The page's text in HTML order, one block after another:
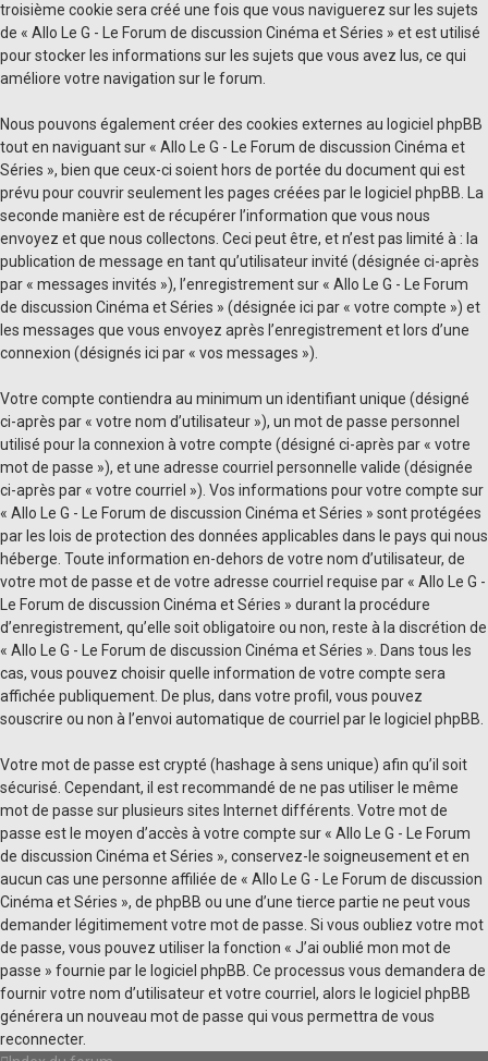
troisième cookie sera créé une fois que vous naviguerez sur les sujets
de « Allo Le G - Le Forum de discussion Cinéma et Séries » et est utilisé
pour stocker les informations sur les sujets que vous avez lus, ce qui
améliore votre navigation sur le forum.
Nous pouvons également créer des cookies externes au logiciel phpBB
tout en naviguant sur « Allo Le G - Le Forum de discussion Cinéma et
Séries », bien que ceux-ci soient hors de portée du document qui est
prévu pour couvrir seulement les pages créées par le logiciel phpBB. La
seconde manière est de récupérer l’information que vous nous
envoyez et que nous collectons. Ceci peut être, et n’est pas limité à : la
publication de message en tant qu’utilisateur invité (désignée ci-après
par « messages invités »), l’enregistrement sur « Allo Le G - Le Forum
de discussion Cinéma et Séries » (désignée ici par « votre compte ») et
les messages que vous envoyez après l’enregistrement et lors d’une
connexion (désignés ici par « vos messages »).
Votre compte contiendra au minimum un identifiant unique (désigné
ci-après par « votre nom d’utilisateur »), un mot de passe personnel
utilisé pour la connexion à votre compte (désigné ci-après par « votre
mot de passe »), et une adresse courriel personnelle valide (désignée
ci-après par « votre courriel »). Vos informations pour votre compte sur
« Allo Le G - Le Forum de discussion Cinéma et Séries » sont protégées
par les lois de protection des données applicables dans le pays qui nous
héberge. Toute information en-dehors de votre nom d’utilisateur, de
votre mot de passe et de votre adresse courriel requise par « Allo Le G -
Le Forum de discussion Cinéma et Séries » durant la procédure
d’enregistrement, qu’elle soit obligatoire ou non, reste à la discrétion de
« Allo Le G - Le Forum de discussion Cinéma et Séries ». Dans tous les
cas, vous pouvez choisir quelle information de votre compte sera
affichée publiquement. De plus, dans votre profil, vous pouvez
souscrire ou non à l’envoi automatique de courriel par le logiciel phpBB.
Votre mot de passe est crypté (hashage à sens unique) afin qu’il soit
sécurisé. Cependant, il est recommandé de ne pas utiliser le même
mot de passe sur plusieurs sites Internet différents. Votre mot de
passe est le moyen d’accès à votre compte sur « Allo Le G - Le Forum
de discussion Cinéma et Séries », conservez-le soigneusement et en
aucun cas une personne affiliée de « Allo Le G - Le Forum de discussion
Cinéma et Séries », de phpBB ou une d’une tierce partie ne peut vous
demander légitimement votre mot de passe. Si vous oubliez votre mot
de passe, vous pouvez utiliser la fonction « J’ai oublié mon mot de
passe » fournie par le logiciel phpBB. Ce processus vous demandera de
fournir votre nom d’utilisateur et votre courriel, alors le logiciel phpBB
générera un nouveau mot de passe qui vous permettra de vous
reconnecter.